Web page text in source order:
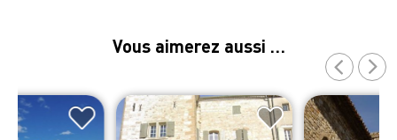
Vous aimerez aussi …